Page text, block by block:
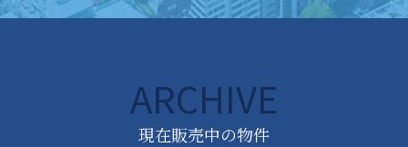
ARCHIVE
現在販売中の物件